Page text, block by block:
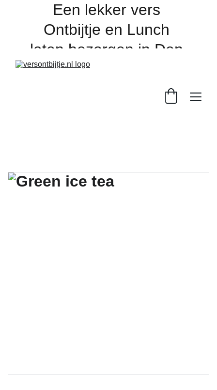
Een lekker vers
Ontbijtje en Lunch
laten bezorgen in Den
Bosch en de regio,
dagelijks voor 16:00